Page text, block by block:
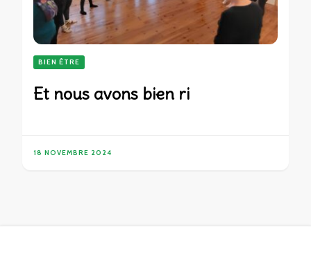
BIEN ÊTRE
Et nous avons bien ri
18 NOVEMBRE 2024